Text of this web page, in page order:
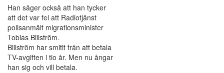
Han säger också att han tycker
att det var fel att Radiotjänst
polisanmält migrationsminister
Tobias Billström.
Billström har smitit från att betala
TV-avgiften i tio år. Men nu ångar
han sig och vill betala.